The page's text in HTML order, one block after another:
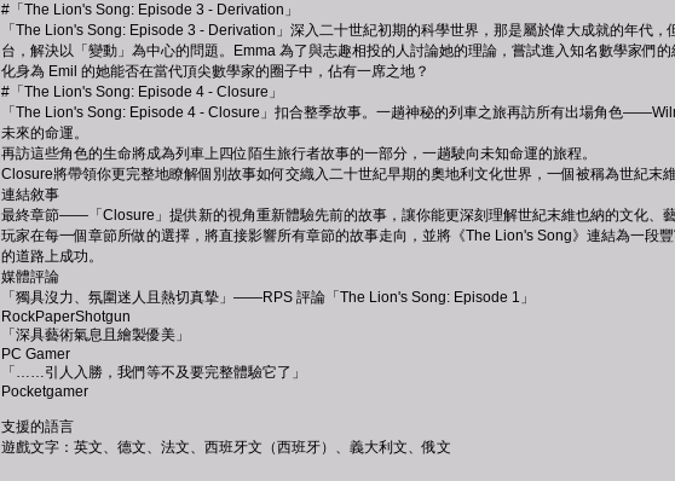
#「The Lion's Song: Episode 3 - Derivation」
「The Lion's Song: Episode 3 - Derivation」深入二十世紀初期的科學世界，那是屬於偉大成就的年代
台，解決以「變動」為中心的問題。Emma 為了與志趣相投的人討論她的理論，嘗試進入知名數學家們
化身為 Emil 的她能否在當代頂尖數學家的圈子中，佔有一席之地？
#「The Lion's Song: Episode 4 - Closure」
「The Lion's Song: Episode 4 - Closure」扣合整季故事。一趟神秘的列車之旅再訪所有出場角色
未來的命運。
再訪這些角色的生命將成為列車上四位陌生旅行者故事的一部分，一趟駛向未知命運的旅程。
Closure將帶領你更完整地瞭解個別故事如何交織入二十世紀早期的奧地利文化世界，一個被稱為世紀末
連結敘事
最終章節——「Closure」提供新的視角重新體驗先前的故事，讓你能更深刻理解世紀末維也納的文化、
玩家在每一個章節所做的選擇，將直接影響所有章節的故事走向，並將《The Lion's Song》連結為一段
的道路上成功。
媒體評論
「獨具沒力、氛圍迷人且熱切真摯」——RPS 評論「The Lion's Song: Episode 1」
RockPaperShotgun
「深具藝術氣息且繪製優美」
PC Gamer
「……引人入勝，我們等不及要完整體驗它了」
Pocketgamer
支援的語言
遊戲文字：英文、德文、法文、西班牙文（西班牙）、義大利文、俄文